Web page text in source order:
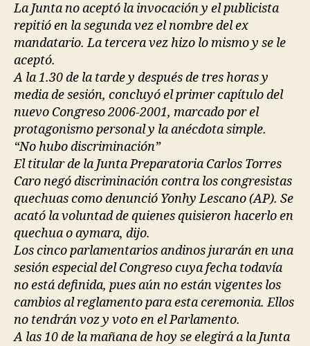
La Junta no aceptó la invocación y el publicista
repitió en la segunda vez el nombre del ex
mandatario. La tercera vez hizo lo mismo y se le
aceptó.
A la 1.30 de la tarde y después de tres horas y
media de sesión, concluyó el primer capítulo del
nuevo Congreso 2006-2001, marcado por el
protagonismo personal y la anécdota simple.
“No hubo discriminación”
El titular de la Junta Preparatoria Carlos Torres
Caro negó discriminación contra los congresistas
quechuas como denunció Yonhy Lescano (AP). Se
acató la voluntad de quienes quisieron hacerlo en
quechua o aymara, dijo.
Los cinco parlamentarios andinos jurarán en una
sesión especial del Congreso cuya fecha todavía
no está definida, pues aún no están vigentes los
cambios al reglamento para esta ceremonia. Ellos
no tendrán voz y voto en el Parlamento.
A las 10 de la mañana de hoy se elegirá a la Junta